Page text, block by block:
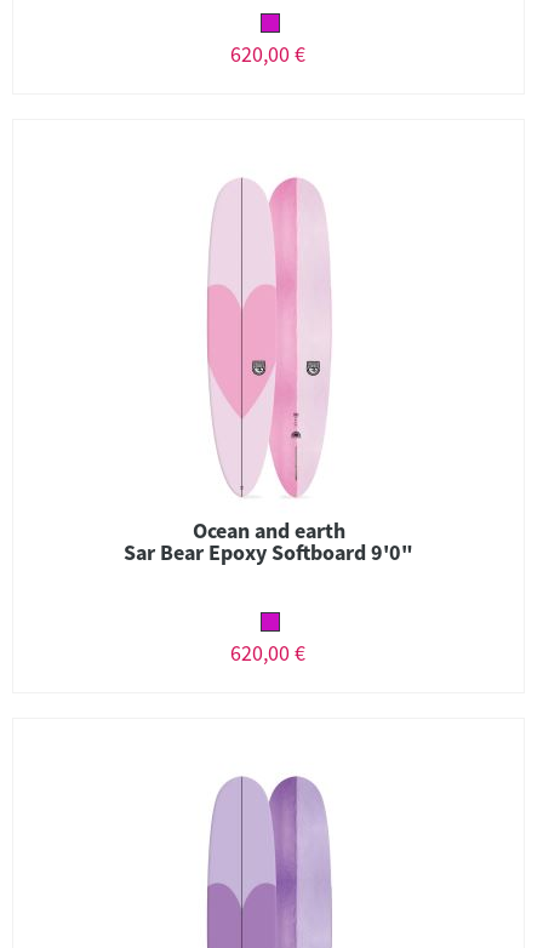
620,00 €
Ocean and earth
Sar Bear Epoxy Softboard 9'0"
620,00 €